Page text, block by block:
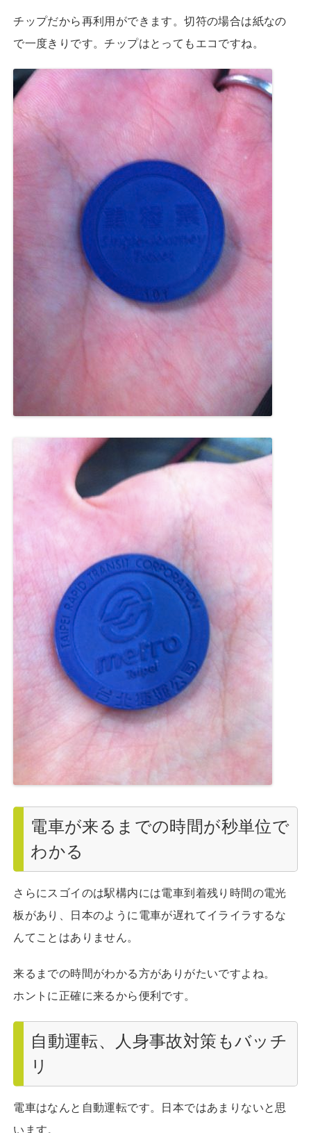
チップだから再利用ができます。切符の場合は紙なの
で一度きりです。チップはとってもエコですね。
電車が来るまでの時間が秒単位で
わかる
さらにスゴイのは駅構内には電車到着残り時間の電光
板があり、日本のように電車が遅れてイライラするな
んてことはありません。
来るまでの時間がわかる方がありがたいですよね。
ホントに正確に来るから便利です。
自動運転、人身事故対策もバッチ
リ
電車はなんと自動運転です。日本ではあまりないと思
います。